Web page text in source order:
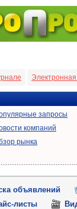
запросы
компаний
рынка
объявлений
листы